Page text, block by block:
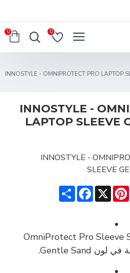
0
0
INNOSTYLE - OMNIPROTECT PRO LAPTOP
INNOSTYLE -
LAPTOP SLEEVE
Share
Facebook X
Pinterest
OmniProtect Pro Sleeve
في لون Gentle Sand
.